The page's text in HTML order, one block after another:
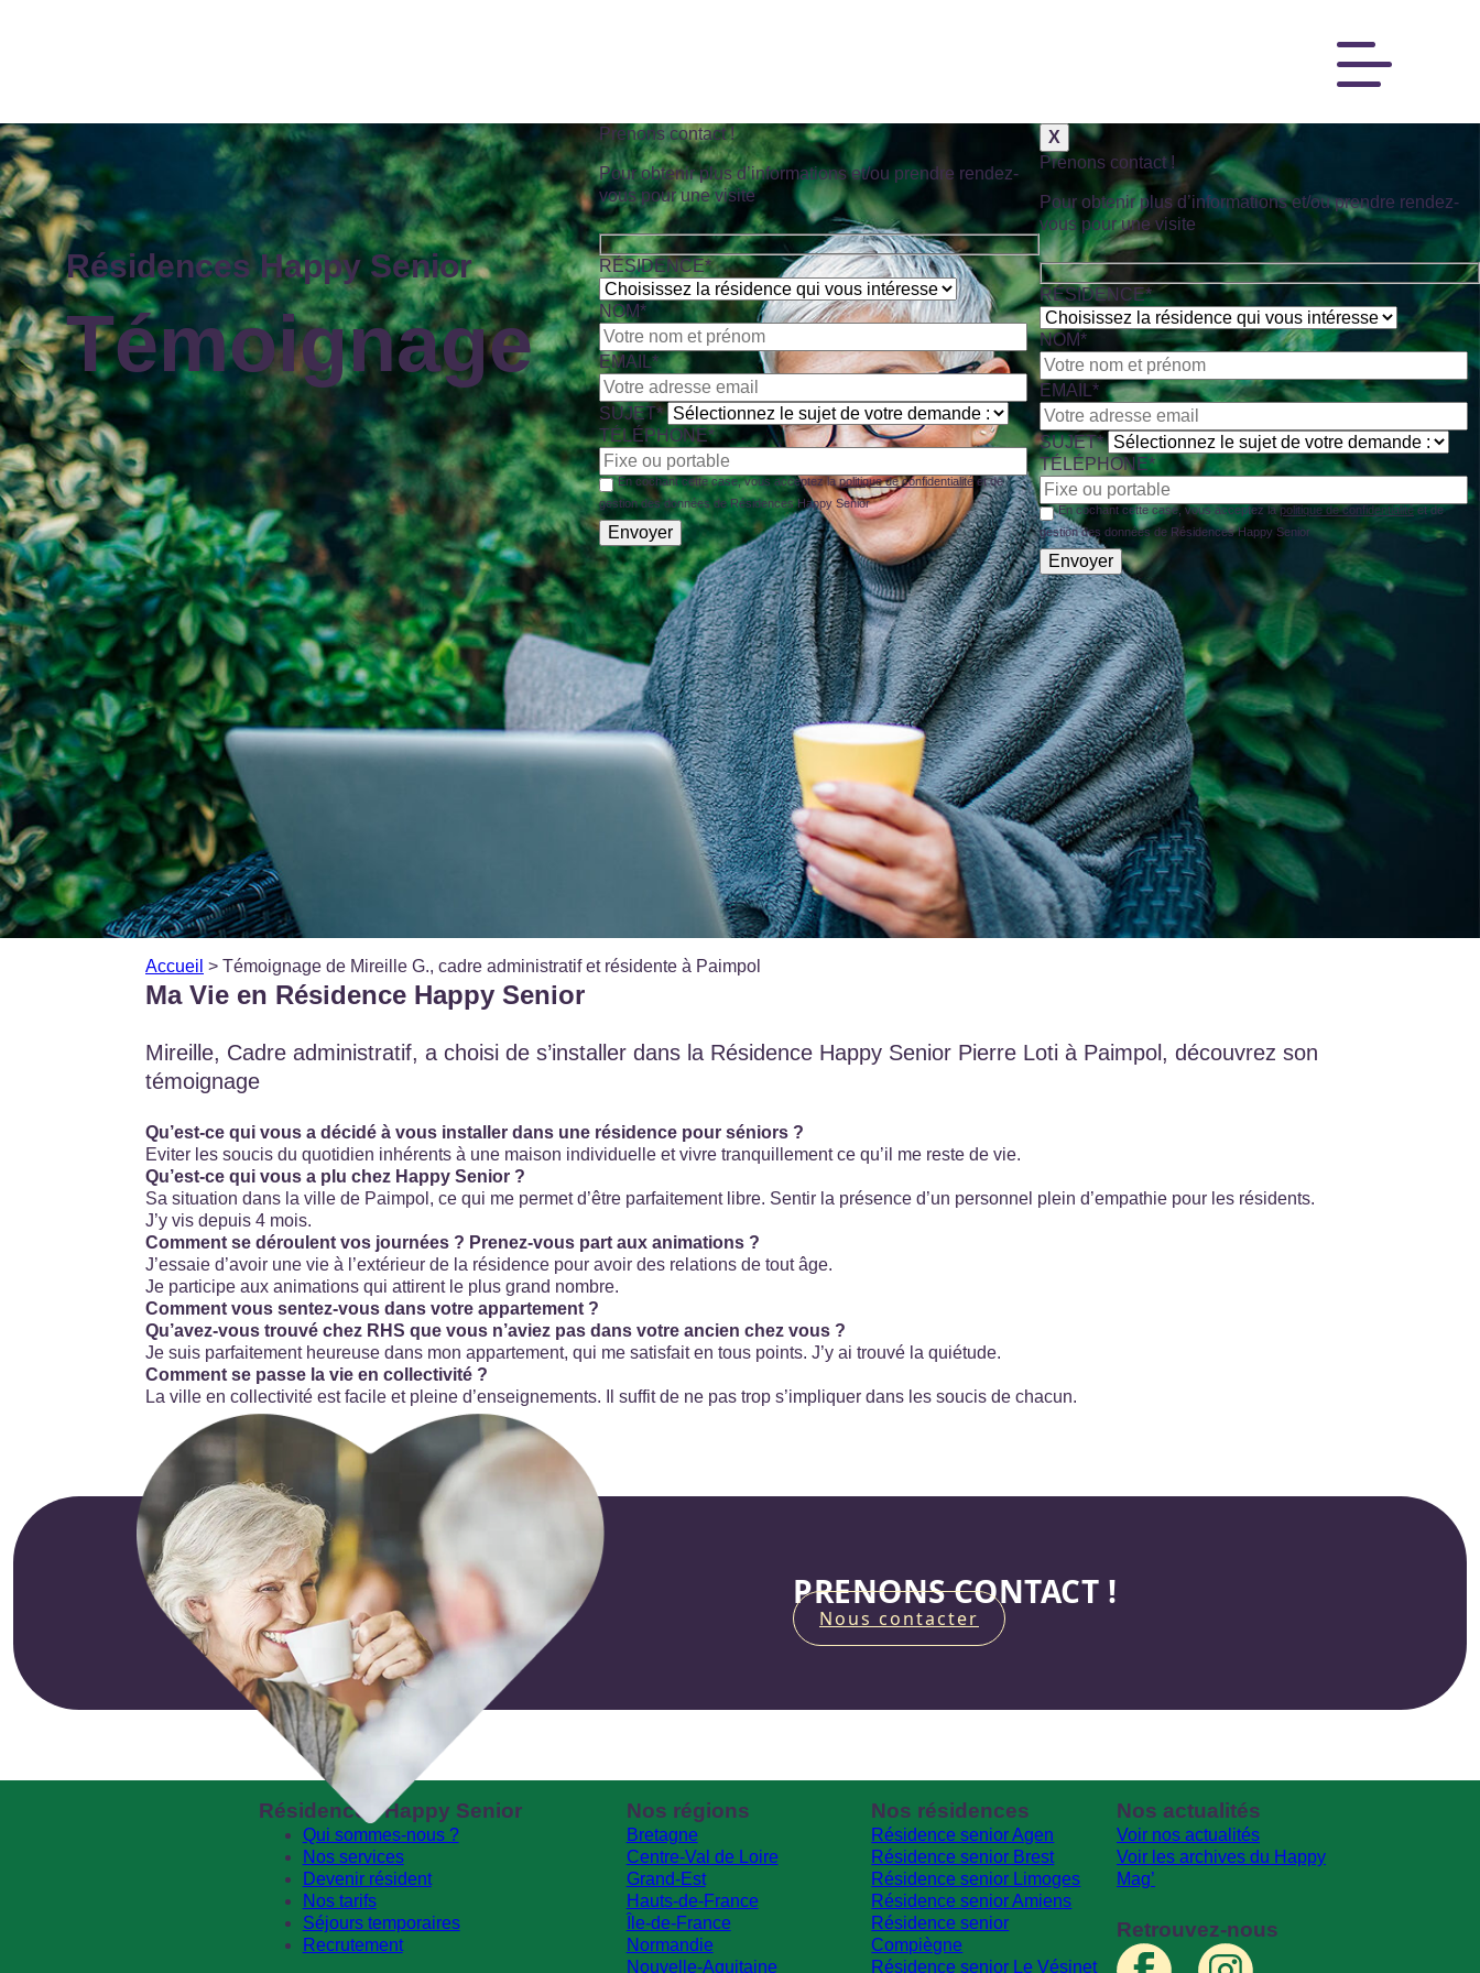
Résidences Happy Senior
Témoignage
Prenons contact !
Pour obtenir plus d’informations et/ou prendre rendez-
vous pour une visite
RÉSIDENCE*
NOM*
EMAIL*
SUJET*
TÉLÉPHONE*
En cochant cette case, vous acceptez la politique de confidentialitéet de
gestion des données de Résidences Happy Senior
X
Prenons contact !
Pour obtenir plus d’informations et/ou prendre rendez-
vous pour une visite
RÉSIDENCE*
NOM*
EMAIL*
SUJET*
TÉLÉPHONE*
En cochant cette case, vous acceptez lapolitique de confidentialitéet de
gestion des données de Résidences Happy Senior
Accueil > Témoignage de Mireille G., cadre administratif et résidente à Paimpol
Ma Vie en Résidence Happy Senior
Mireille, Cadre administratif, a choisi de s’installer dans la Résidence Happy Senior Pierre Loti à Paimpol, découvrez son
témoignage
Qu’est-ce qui vous a décidé à vous installer dans une résidence pour séniors ?
Eviter les soucis du quotidien inhérents à une maison individuelle et vivre tranquillement ce qu’il me reste de vie.
Qu’est-ce qui vous a plu chez Happy Senior ?
Sa situation dans la ville de Paimpol, ce qui me permet d’être parfaitement libre. Sentir la présence d’un personnel plein d’empathie pour les résidents.
J’y vis depuis 4 mois.
Comment se déroulent vos journées ? Prenez-vous part aux animations ?
J’essaie d’avoir une vie à l’extérieur de la résidence pour avoir des relations de tout âge.
Je participe aux animations qui attirent le plus grand nombre.
Comment vous sentez-vous dans votre appartement ?
Qu’avez-vous trouvé chez RHS que vous n’aviez pas dans votre ancien chez vous ?
Je suis parfaitement heureuse dans mon appartement, qui me satisfait en tous points. J’y ai trouvé la quiétude.
Comment se passe la vie en collectivité ?
La ville en collectivité est facile et pleine d’enseignements. Il suffit de ne pas trop s’impliquer dans les soucis de chacun.
PRENONS CONTACT !
Nous contacter
Résidences Happy Senior
Qui sommes-nous ?
Nos services
Devenir résident
Nos tarifs
Séjours temporaires
Recrutement
Nos régions
Bretagne
Centre-Val de Loire
Grand-Est
Hauts-de-France
Île-de-France
Normandie
Nouvelle-Aquitaine
Nos résidences
Résidence senior Agen
Résidence senior Brest
Résidence senior Limoges
Résidence senior Amiens
Résidence senior
Compiègne
Résidence senior Le Vésinet
Nos actualités
Voir nos actualités
Voir les archives du Happy
Mag’
Retrouvez-nous